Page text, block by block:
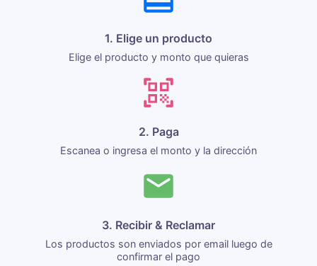
1. Elige un producto
Elige el producto y monto que quieras
2. Paga
Escanea o ingresa el monto y la dirección
3. Recibir & Reclamar
Los productos son enviados por email luego de
confirmar el pago